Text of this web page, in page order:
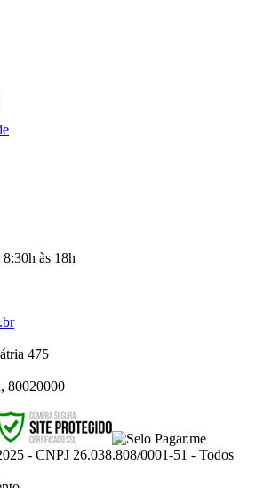
8:30h às 18h
475
80020000
- CNPJ 26.038.808/0001-51 - Todos